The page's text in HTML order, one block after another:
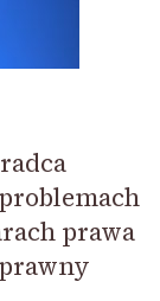
prawa